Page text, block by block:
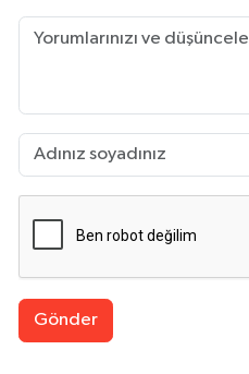
Gönder